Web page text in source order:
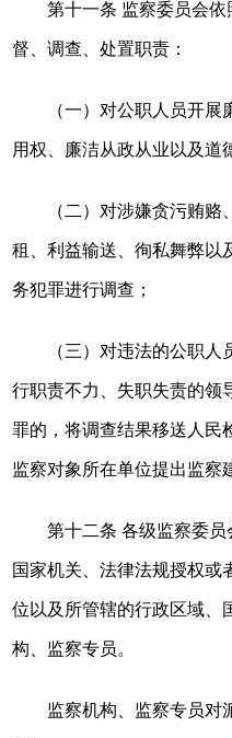
第十一条 监察委员会
督、调查、处置职责：
（一）对公职人员开
用权、廉洁从政从业以及道
（二）对涉嫌贪污贿
租、利益输送、徇私舞弊以
务犯罪进行调查；
（三）对违法的公职
行职责不力、失职失责的领
罪的，将调查结果移送人民
监察对象所在单位提出监察
第十二条 各级监察委员
国家机关、法律法规授权或
位以及所管辖的行政区域、
构、监察专员。
监察机构、监察专员对